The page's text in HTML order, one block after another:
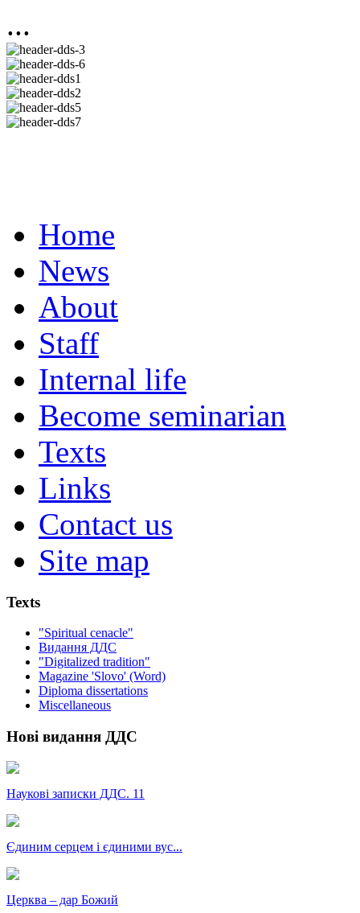
...
Home
News
About
Staff
Internal life
Become seminarian
Texts
Links
Contact us
Site map
Texts
"Spiritual cenacle"
Видання ДДС
"Digitalized tradition"
Magazine 'Slovo' (Word)
Diploma dissertations
Miscellaneous
Нові видання ДДС
Наукові записки ДДС. 11
Єдиним серцем і єдиними вус...
Церква – дар Божий